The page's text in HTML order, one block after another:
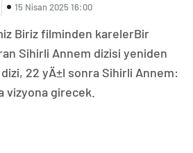
15 Nisan 2025 16:00
Biriz filminden karelerBir
Sihirli Annem dizisi yeniden
22 yÄ±l sonra Sihirli Annem:
vizyona girecek.